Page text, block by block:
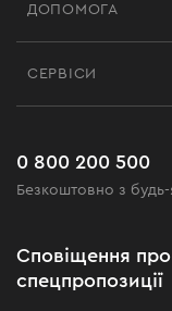
Чорна п'ятниця
ДОПОМОГА
Поширені запитання
СЕРВІСИ
0 800 200 500
Безкоштовно з
Сповіщення про
спецпропозиції